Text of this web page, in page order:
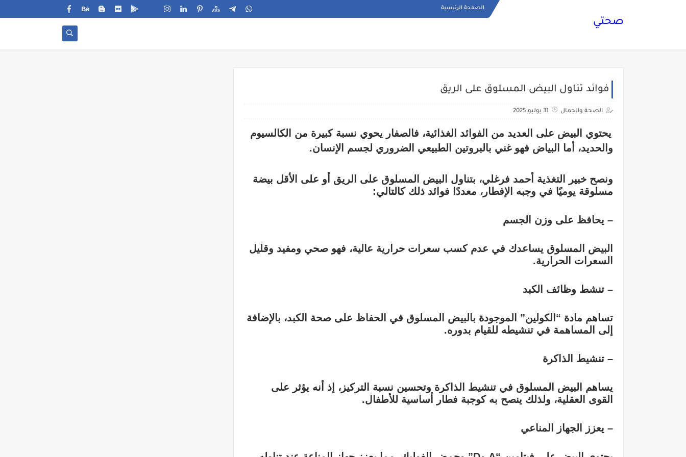
الصفحة الرئيسية
صحتي
فوائد تناول البيض المسلوق على الريق
الصحة والجمال 31 يوليو 2025
يحتوي البيض على العديد من الفوائد الغذائية، فالصفار يحوي نسبة كبيرة من الكالسيوم
والحديد، أما البياض فهو غني بالبروتين الطبيعي الضروري لجسم الإنسان.
ونصح خبير التغذية أحمد فرغلي، بتناول البيض المسلوق على الريق أو على الأقل بيضة
مسلوقة يوميًا في وجبه الإفطار، معددًا فوائد ذلك كالتالي:
– يحافظ على وزن الجسم
البيض المسلوق يساعدك في عدم كسب سعرات حرارية عالية، فهو صحي ومفيد وقليل
السعرات الحرارية.
– تنشط وظائف الكبد
تساهم مادة “الكولين” الموجودة بالبيض المسلوق في الحفاظ على صحة الكبد، بالإضافة
إلى المساهمة في تنشيطه للقيام بدوره.
– تنشيط الذاكرة
يساهم البيض المسلوق في تنشيط الذاكرة وتحسين نسبة التركيز، إذ أنه يؤثر على
القوى العقلية، ولذلك ينصح به كوجبة فطار أساسية للأطفال.
– يعزز الجهاز المناعي